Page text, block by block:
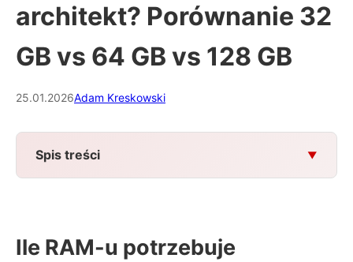
architekt? Porównanie 32
GB vs 64 GB vs 128 GB
25.01.2026Adam Kreskowski
Spis treści
Ile RAM-u potrzebuje